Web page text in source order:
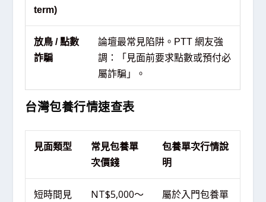
term)
放鳥 / 點數
詐騙
論壇最常見陷阱。PTT 網友強
調：「見面前要求點數或預付必
屬詐騙」。
台灣包養行情速查表
見面類型
常見包養單
次價錢
包養單次行情說
明
短時間見
NT$5,000～
屬於入門包養單